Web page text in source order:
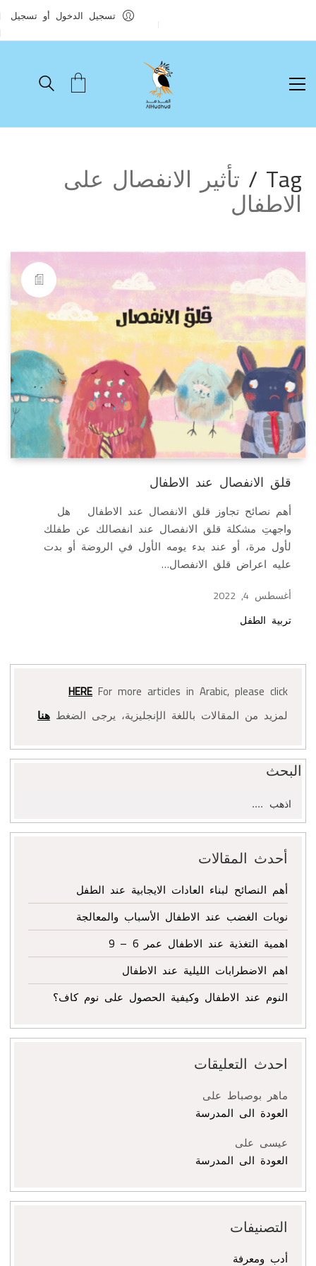
تسجيل الدخول أو تسجيل
Tag / تأثير الانفصال على
الاطفال
قلق الانفصال عند الاطفال
أهم نصائح تجاوز قلق الانفصال عند الاطفال هل
واجهتِ مشكلة قلق الانفصال عند انفصالك عن طفلك
لأول مرة، أو عند بدء يومه الأول في الروضة أو بدت
عليه اعراض قلق الانفصال…
أغسطس 4, 2022
تربية الطفل
For more articles in Arabic, please click
HERE
لمزيد من المقالات باللغة الإنجليزية، يرجى الضغط هنا
البحث
البحث
عن:
أحدث المقالات
أهم النصائح لبناء العادات الايجابية عند الطفل
نوبات الغضب عند الاطفال الأسباب والمعالجة
اهمية التغذية عند الاطفال عمر 6 – 9
اهم الاضطرابات الليلية عند الاطفال
النوم عند الاطفال وكيفية الحصول على نوم كاف؟
احدث التعليقات
ماهر بوصباط على
العودة الى المدرسة
عيسى على
العودة الى المدرسة
التصنيفات
أدب ومعرفة